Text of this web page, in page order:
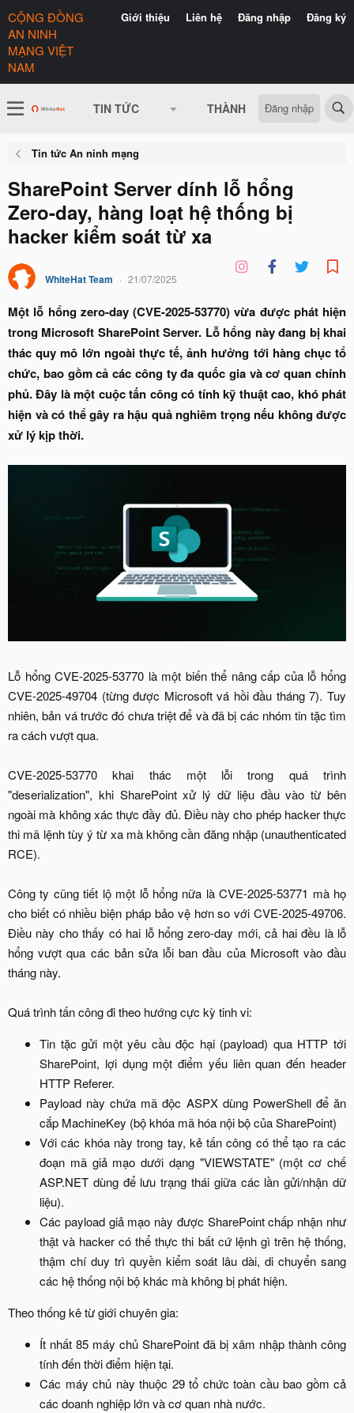
Giới thiệu Liên hệ Đăng nhập Đăng ký
CỘNG ĐỒNG
AN NINH
MẠNG VIỆT
NAM
TIN TỨC THÀNH VIÊN CÓ GÌ
Đăng nhập
Tin tức An ninh mạng
SharePoint Server dính lỗ hổng
Zero-day, hàng loạt hệ thống bị
hacker kiểm soát từ xa
WhiteHat Team 21/07/2025
Một lỗ hổng zero-day (CVE-2025-53770) vừa được phát hiện
trong Microsoft SharePoint Server. Lỗ hổng này đang bị khai
thác quy mô lớn ngoài thực tế, ảnh hưởng tới hàng chục tổ
chức, bao gồm cả các công ty đa quốc gia và cơ quan chính
phủ. Đây là một cuộc tấn công có tính kỹ thuật cao, khó phát
hiện và có thể gây ra hậu quả nghiêm trọng nếu không được
xử lý kịp thời.
Lỗ hổng CVE-2025-53770 là một biến thể nâng cấp của lỗ hổng
CVE-2025-49704 (từng được Microsoft vá hồi đầu tháng 7). Tuy
nhiên, bản vá trước đó chưa triệt để và đã bị các nhóm tin tặc tìm
ra cách vượt qua.
CVE-2025-53770 khai thác một lỗi trong quá trình
"deserialization", khi SharePoint xử lý dữ liệu đầu vào từ bên
ngoài mà không xác thực đầy đủ. Điều này cho phép hacker thực
thi mã lệnh tùy ý từ xa mà không cần đăng nhập (unauthenticated
RCE).
Công ty cũng tiết lộ một lỗ hổng nữa là CVE-2025-53771 mà họ
cho biết có nhiều biện pháp bảo vệ hơn so với CVE-2025-49706.
Điều này cho thấy có hai lỗ hổng zero-day mới, cả hai đều là lỗ
hổng vượt qua các bản sửa lỗi ban đầu của Microsoft vào đầu
tháng này.
Quá trình tấn công đi theo hướng cực kỳ tinh vi:​
Tin tặc gửi một yêu cầu độc hại (payload) qua HTTP tới
SharePoint, lợi dụng một điểm yếu liên quan đến header
HTTP Referer.​
Payload này chứa mã độc ASPX dùng PowerShell để ăn
cắp MachineKey (bộ khóa mã hóa nội bộ của SharePoint)​
Với các khóa này trong tay, kẻ tấn công có thể tạo ra các
đoạn mã giả mạo dưới dạng "VIEWSTATE" (một cơ chế
ASP.NET dùng để lưu trạng thái giữa các lần gửi/nhận dữ
liệu).​
Các payload giả mạo này được SharePoint chấp nhận như
thật và hacker có thể thực thi bất cứ lệnh gì trên hệ thống,
thậm chí duy trì quyền kiểm soát lâu dài, di chuyển sang
các hệ thống nội bộ khác mà không bị phát hiện.​
Theo thống kê từ giới chuyên gia:​
Ít nhất 85 máy chủ SharePoint đã bị xâm nhập thành công
tính đến thời điểm hiện tại.​
Các máy chủ này thuộc 29 tổ chức toàn cầu bao gồm cả
các doanh nghiệp lớn và cơ quan nhà nước.​